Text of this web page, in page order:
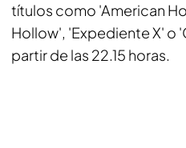
títulos como 'American
Hollow', 'Expediente X' o
partir de las 22.15 horas.